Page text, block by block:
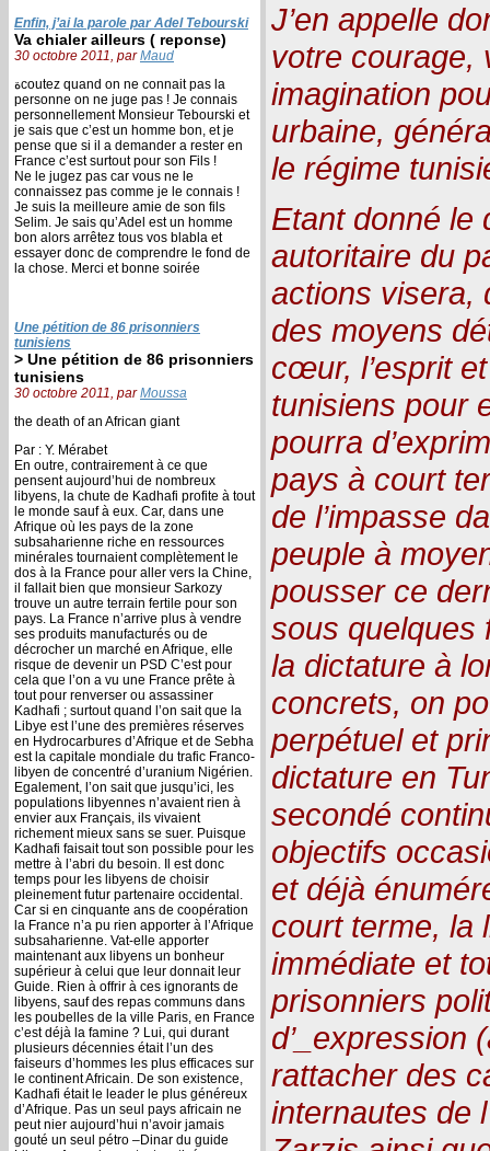
Enfin, j’ai la parole par Adel Tebourski
Va chialer ailleurs ( reponse)
30 octobre 2011, parMaud
ةcoutez quand on ne connait pas la
personne on ne juge pas ! Je connais
personnellement Monsieur Tebourski et
je sais que c’est un homme bon, et je
pense que si il a demander a rester en
France c’est surtout pour son Fils !
Ne le jugez pas car vous ne le
connaissez pas comme je le connais !
Je suis la meilleure amie de son fils
Selim. Je sais qu’Adel est un homme
bon alors arrêtez tous vos blabla et
essayer donc de comprendre le fond de
la chose. Merci et bonne soirée
Une pétition de 86 prisonniers
tunisiens
> Une pétition de 86 prisonniers
tunisiens
30 octobre 2011, parMoussa
the death of an African giant
Par : Y. Mérabet
En outre, contrairement à ce que
pensent aujourd’hui de nombreux
libyens, la chute de Kadhafi profite à tout
le monde sauf à eux. Car, dans une
Afrique où les pays de la zone
subsaharienne riche en ressources
minérales tournaient complètement le
dos à la France pour aller vers la Chine,
il fallait bien que monsieur Sarkozy
trouve un autre terrain fertile pour son
pays. La France n’arrive plus à vendre
ses produits manufacturés ou de
décrocher un marché en Afrique, elle
risque de devenir un PSD C’est pour
cela que l’on a vu une France prête à
tout pour renverser ou assassiner
Kadhafi ; surtout quand l’on sait que la
Libye est l’une des premières réserves
en Hydrocarbures d’Afrique et de Sebha
est la capitale mondiale du trafic Franco-
libyen de concentré d’uranium Nigérien.
Egalement, l’on sait que jusqu’ici, les
populations libyennes n’avaient rien à
envier aux Français, ils vivaient
richement mieux sans se suer. Puisque
Kadhafi faisait tout son possible pour les
mettre à l’abri du besoin. Il est donc
temps pour les libyens de choisir
pleinement futur partenaire occidental.
Car si en cinquante ans de coopération
la France n’a pu rien apporter à l’Afrique
subsaharienne. Vat-elle apporter
maintenant aux libyens un bonheur
supérieur à celui que leur donnait leur
Guide. Rien à offrir à ces ignorants de
libyens, sauf des repas communs dans
les poubelles de la ville Paris, en France
c’est déjà la famine ? Lui, qui durant
plusieurs décennies était l’un des
faiseurs d’hommes les plus efficaces sur
le continent Africain. De son existence,
Kadhafi était le leader le plus généreux
d’Afrique. Pas un seul pays africain ne
peut nier aujourd’hui n’avoir jamais
gouté un seul pétro –Dinar du guide
J’en appelle
votre courage,
imagination
urbaine,
le régime
Etant donné le
autoritaire du
actions visera,
des moyens
cœur, l’esprit
tunisiens pour
pourra
pays à court
de l’impasse
peuple à
pousser ce
sous quelques
la dictature à
concrets, on
perpétuel et
dictature en
secondé
objectifs
et déjà
court terme, la
immédiate et
prisonniers
d’_expression
rattacher des
internautes de